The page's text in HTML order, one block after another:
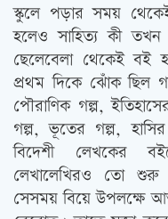
স্কুলে পড়ার সময়
হলেও সাহিত্য কী তখন
ছেলেবেলা থেকেই বই
প্রথম দিকে ঝোঁক ছিল
পৌরাণিক গল্প,
গল্প, ভূতের গল্প,
বিদেশী লেখকের
লেখালেখিরও তো
সেসময় বিয়ে উপলক্ষে